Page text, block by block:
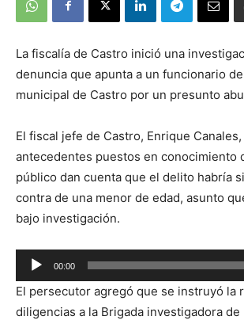
La fiscalía de Castro inició una
denuncia que apunta a un funcionario
municipal de Castro por un presunto
El fiscal jefe de Castro, Enrique
antecedentes puestos en conocimiento
público dan cuenta que el delito habría
contra de una menor de edad, asunto
bajo investigación.
Reproductor
de
audio
00:00
El persecutor agregó que se instruyó la
diligencias a la Brigada investigadora